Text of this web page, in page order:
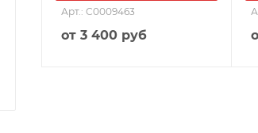
Арт.: С0009463
от 3 400 руб